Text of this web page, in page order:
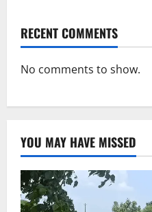
RECENT COMMENTS
No comments to show.
YOU MAY HAVE MISSED